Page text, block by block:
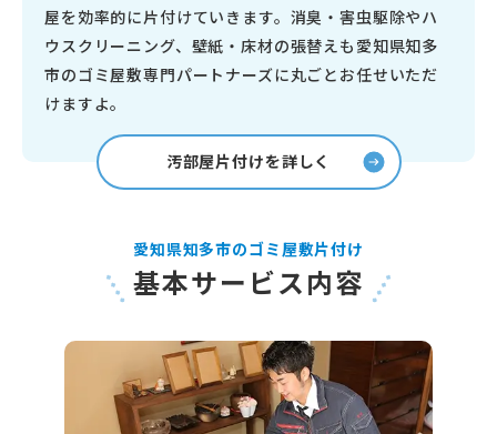
屋を効率的に片付けていきます。消臭・害虫駆除やハ
ウスクリーニング、壁紙・床材の張替えも愛知県知多
市のゴミ屋敷専門パートナーズに丸ごとお任せいただ
けますよ。
汚部屋片付けを詳しく
愛知県知多市のゴミ屋敷片付け
基本サービス内容